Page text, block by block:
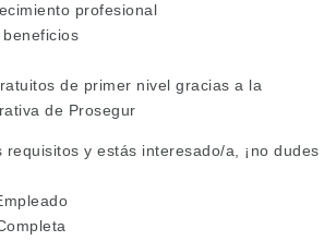
profesional
de primer nivel gracias a la
de Prosegur
requisitos y estás interesado/a, ¡no dudes